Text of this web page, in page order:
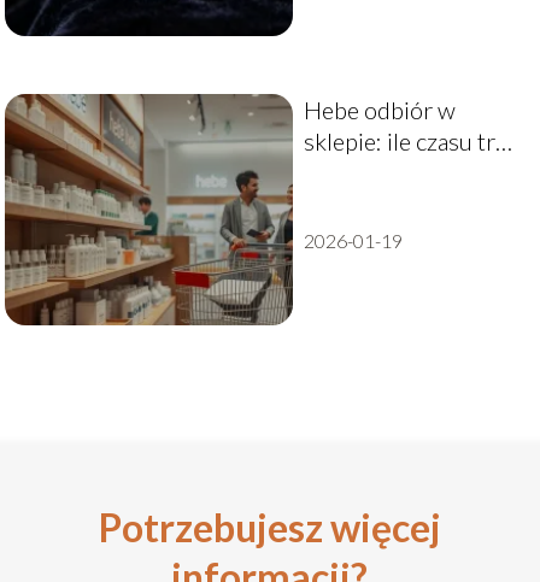
Hebe odbiór w
sklepie: ile czasu trwa
2026-01-19
Potrzebujesz więcej